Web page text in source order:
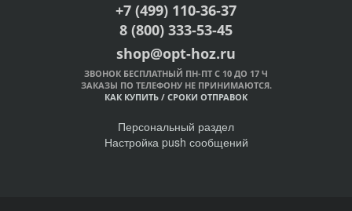
+7 (499) 110-36-37
8 (800) 333-53-45
shop@opt-hoz.ru
ЗВОНОК БЕСПЛАТНЫЙ ПН-ПТ С 10 ДО 17 Ч
ЗАКАЗЫ ПО ТЕЛЕФОНУ НЕ ПРИНИМАЮТСЯ.
КАК КУПИТЬ / СРОКИ ОТПРАВОК
Персональный раздел
Настройка push сообщений